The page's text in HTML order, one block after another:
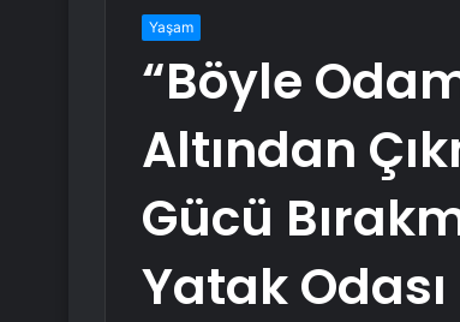
Yaşam
“Böyle
Altından
Gücü
Yatak Odası